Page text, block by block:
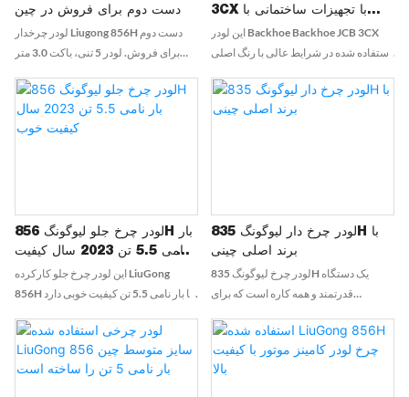
دست دوم برای فروش در چین
لودر چرخدار Liugong 856H دست دوم
برای فروش. لودر 5 تنی، باکت 3.0 متر
خوب، مصرف سوخت پایین، شرایط کاری
عالی. پشتیبانی و بازرسی قبل از حمل و
نقل. تحویل سریع، قیمت رقابتی، برای
3CX با تجهیزات ساختمانی با
کیفیت بالا
این لودر Backhoe Backhoe JCB 3CX
استفاده شده در شرایط عالی با رنگ اصلی
پروژه های ساختمانی سنگین ، این دستگاه
آماده است تا هر کار را با سهولت انجام دهد
لودر چرخ جلو لیوگونگ 856H بار
نامی 5.5 تن 2023 سال کیفیت
خوب
این لودر چرخ جلو کارکرده LiuGong
856H با بار نامی 5.5 تن کیفیت خوبی دارد
ماشین قابل اعتماد و کارآمد است که آماده
مقابله با وظایف سنگین است
لودر چرخ دار لیوگونگ 835H با
برند اصلی چینی
لودر چرخ لیوگونگ 835H یک دستگاه
قدرتمند و همه کاره است که برای